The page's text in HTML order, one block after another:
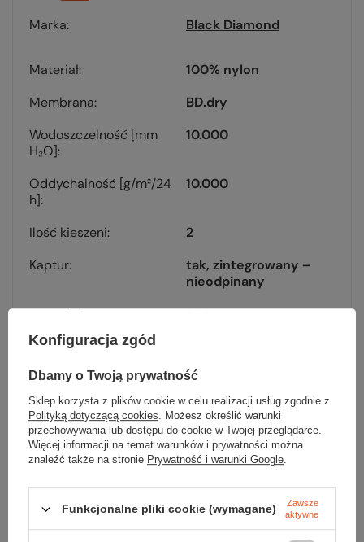
Marka Black Diamond
Materiał
100% nylon
Membrana
BD.dry
Wodoszczelność [mm
H₂O]
10.000
Oddychalność [g/m²/24
h]
10.000
Ilość kieszeni
2
Kaptur
tak, zintegrowany –
nieodpinany
Waga [g]
320
Kolor
Kod EAN
793661645030
Sprawdź
czy masz wszystko
Konfiguracja zgód
Dbamy o Twoją prywatność
Sklep korzysta z plików cookie w celu realizacji usług zgodnie z
Polityką dotyczącą cookies. Możesz określić warunki
przechowywania lub dostępu do cookie w Twojej przeglądarce.
Więcej informacji na temat warunków i prywatności można
znaleźć także na stronie Prywatność i warunki Google.
Funkcjonalne pliki cookie (wymagane)
Zawsze
aktywne